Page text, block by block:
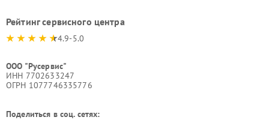
Рейтинг сервисного центра
4.9-5.0
ООО "Русервис"
ИНН 7702633247
ОГРН 1077746335776
Поделиться в соц. сетях: